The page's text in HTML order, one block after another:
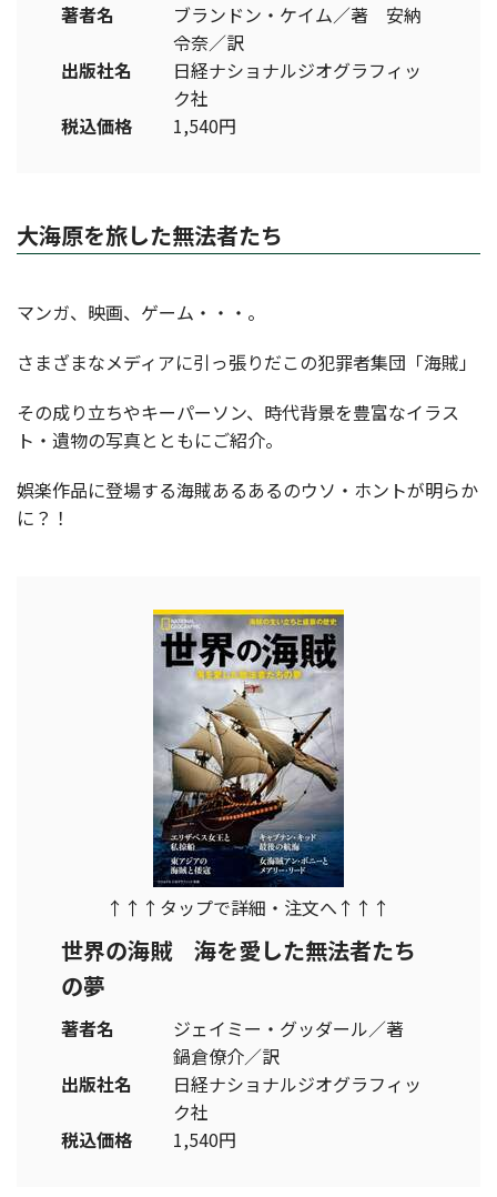
著者名
ブランドン・ケイム／著 安納
令奈／訳
出版社名
日経ナショナルジオグラフィッ
ク社
税込価格
1,540円
大海原を旅した無法者たち
マンガ、映画、ゲーム・・・。
さまざまなメディアに引っ張りだこの犯罪者集団「海賊」
その成り立ちやキーパーソン、時代背景を豊富なイラス
ト・遺物の写真とともにご紹介。
娯楽作品に登場する海賊あるあるのウソ・ホントが明らか
に？！
↑↑↑タップで詳細・注文へ↑↑↑
世界の海賊 海を愛した無法者たち
の夢
著者名
ジェイミー・グッダール／著
鍋倉僚介／訳
出版社名
日経ナショナルジオグラフィッ
ク社
税込価格
1,540円